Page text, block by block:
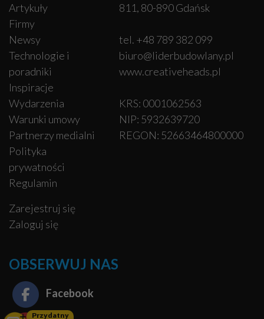
Przydatny
Artykuły
Firmy
Newsy
Technologie i
poradniki
Inspiracje
Wydarzenia
Warunki umowy
Partnerzy medialni
Polityka
prywatności
Regulamin
Zarejestruj się
Zaloguj się
811, 80-890 Gdańsk
tel. +48 789 382 099
biuro@liderbudowlany.pl
www.creativeheads.pl
KRS: 0001062563
NIP: 5932639720
REGON: 52663464800000
OBSERWUJ NAS
Facebook